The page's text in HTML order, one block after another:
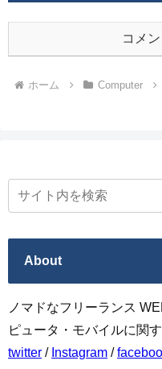
コメ
ホーム Computer
About
ノマドなフリーランス
ピュータ・モバイルに関
twitter / Instagram /